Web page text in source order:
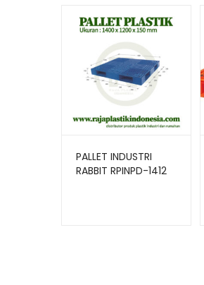
PALLET INDUSTRI
RABBIT RPINPD-1412